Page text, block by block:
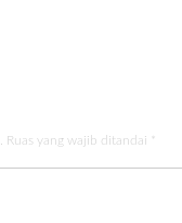
Ruas yang wajib ditandai *